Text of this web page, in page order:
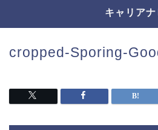
キャリア
cropped-Sporing-